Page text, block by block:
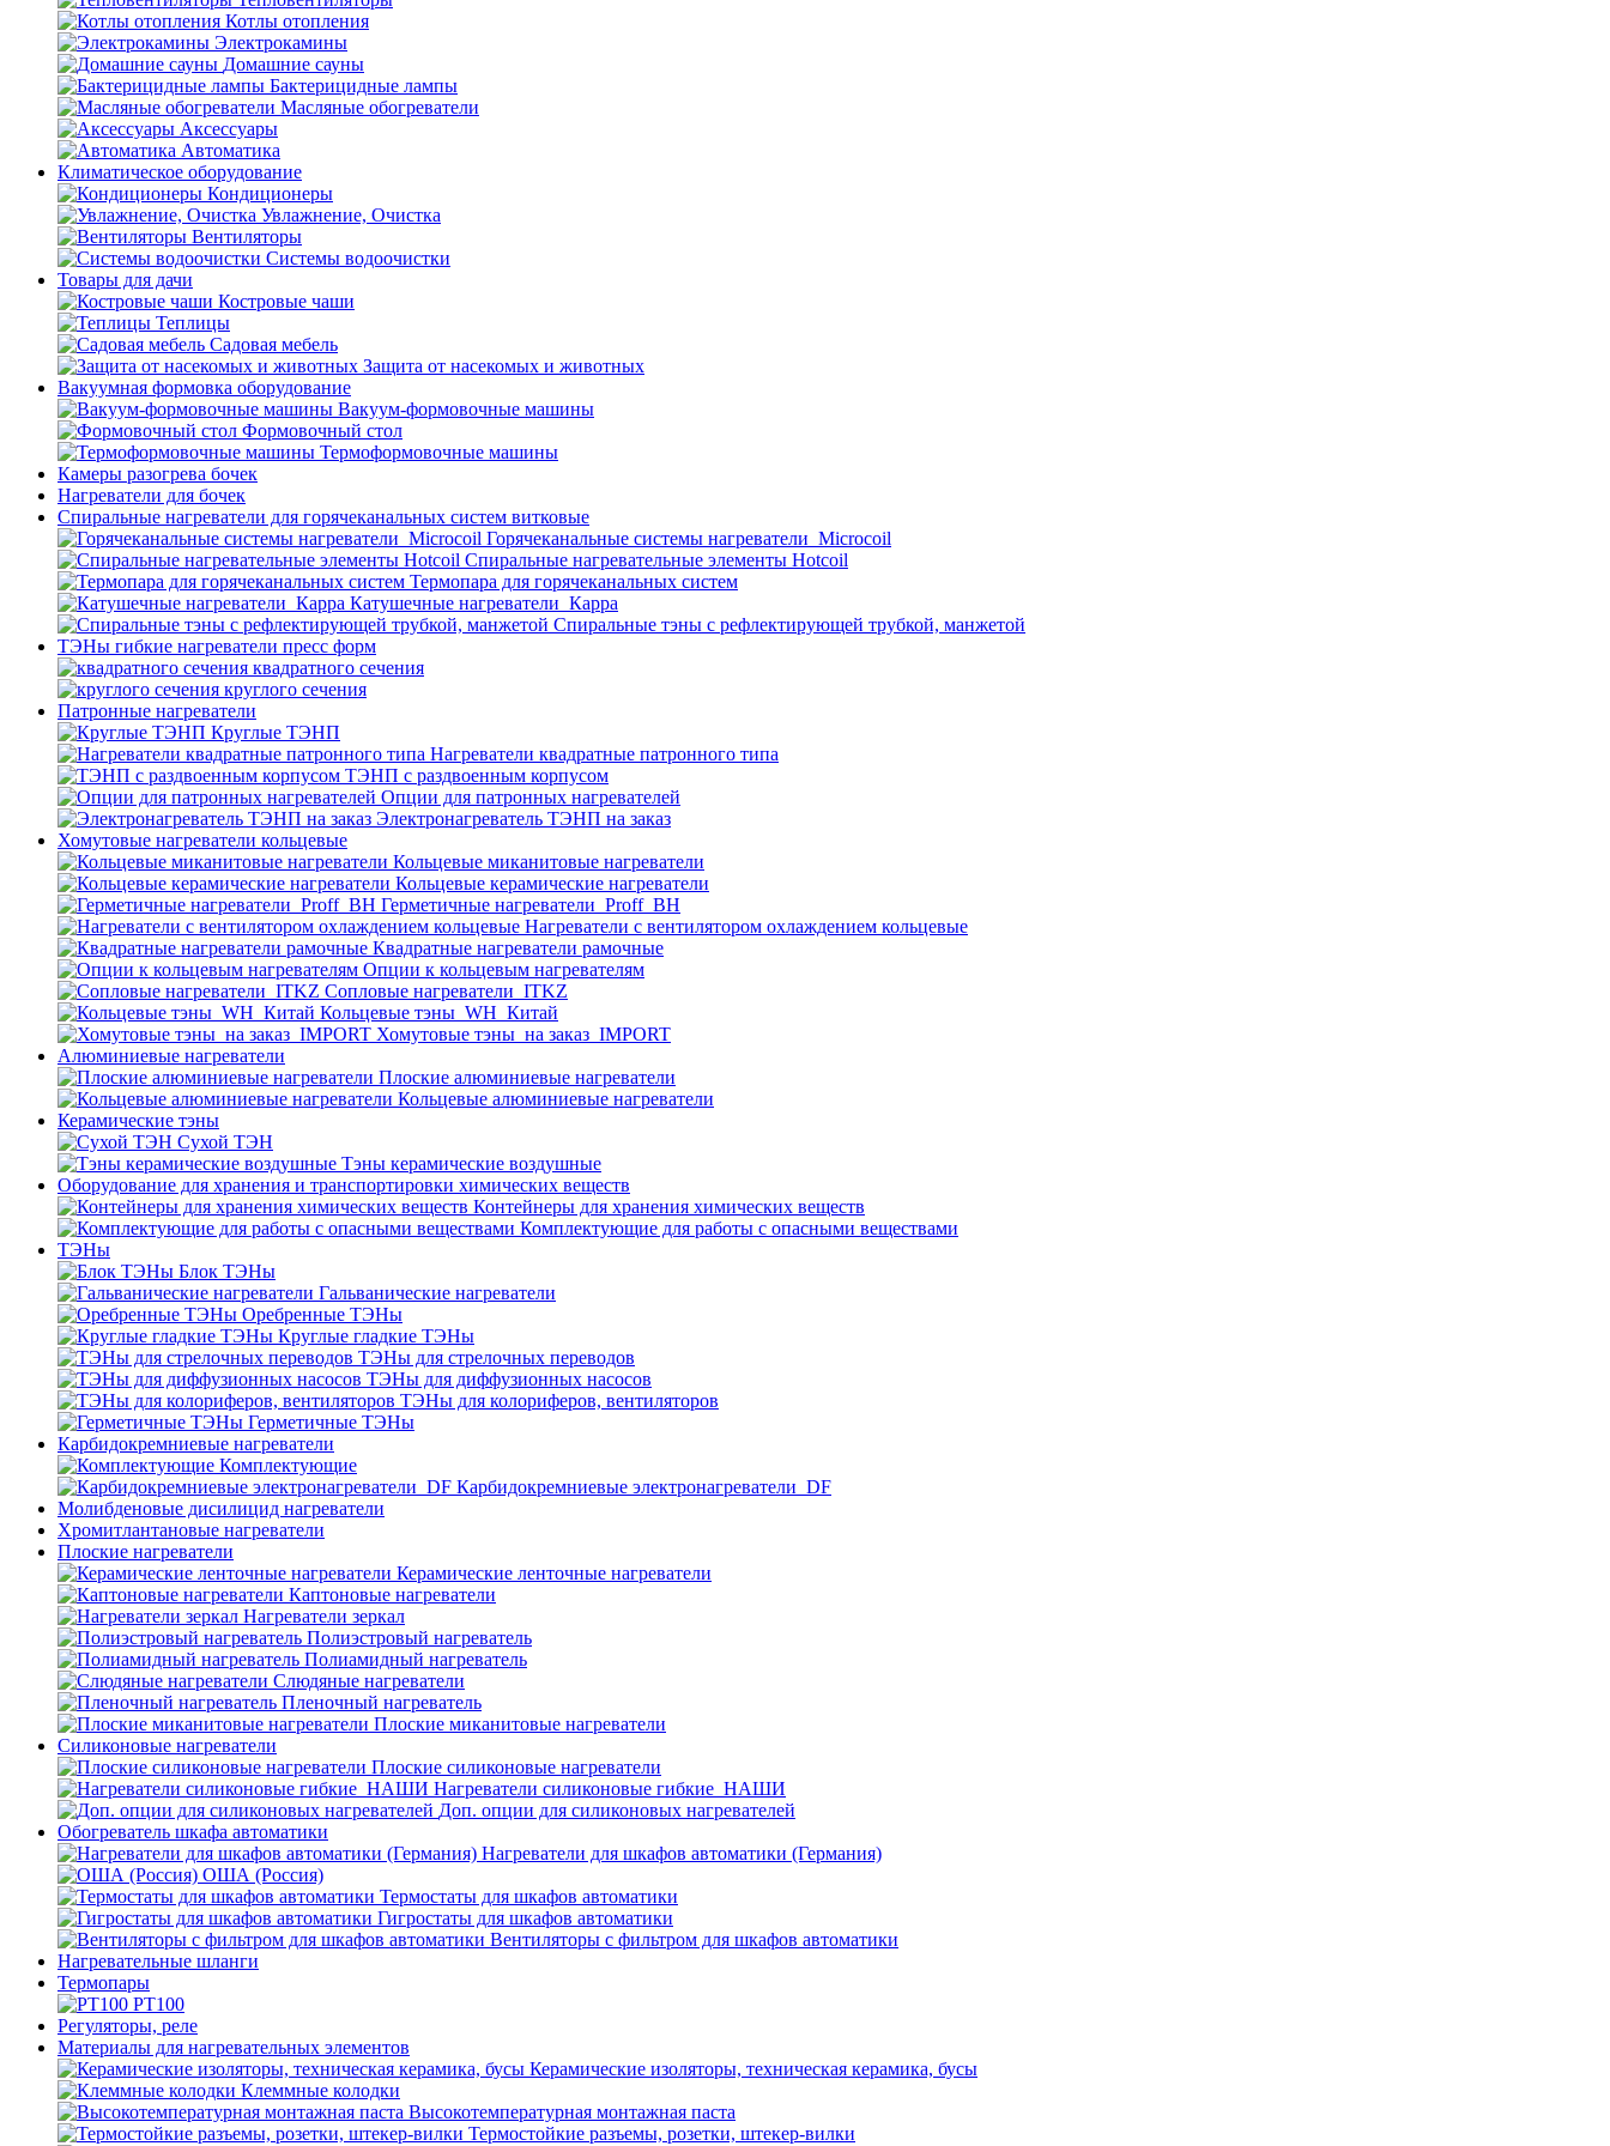
Котлы отопления
Электрокамины
Домашние сауны
Бактерицидные лампы
Масляные обогреватели
Аксессуары
Автоматика
Климатическое оборудование
Кондиционеры
Увлажнение, Очистка
Вентиляторы
Системы водоочистки
Товары для дачи
Костровые чаши
Теплицы
Садовая мебель
Защита от насекомых и животных
Вакуумная формовка оборудование
Вакуум-формовочные машины
Формовочный стол
Термоформовочные машины
Камеры разогрева бочек
Нагреватели для бочек
Спиральные нагреватели для горячеканальных систем витковые
Горячеканальные системы нагреватели_Microcoil
Спиральные нагревательные элементы Hotcoil
Термопара для горячеканальных систем
Катушечные нагреватели_Карра
Спиральные тэны с рефлектирующей трубкой, манжетой
ТЭНы гибкие нагреватели пресс форм
квадратного сечения
круглого сечения
Патронные нагреватели
Круглые ТЭНП
Нагреватели квадратные патронного типа
ТЭНП с раздвоенным корпусом
Опции для патронных нагревателей
Электронагреватель ТЭНП на заказ
Хомутовые нагреватели кольцевые
Кольцевые миканитовые нагреватели
Кольцевые керамические нагреватели
Герметичные нагреватели_Proff_BH
Нагреватели с вентилятором охлаждением кольцевые
Квадратные нагреватели рамочные
Опции к кольцевым нагревателям
Cопловые нагреватели_ITKZ
Кольцевые тэны_WH_Китай
Хомутовые тэны_на заказ_IMPORT
Алюминиевые нагреватели
Плоские алюминиевые нагреватели
Кольцевые алюминиевые нагреватели
Керамические тэны
Сухой ТЭН
Тэны керамические воздушные
Оборудование для хранения и транспортировки химических веществ
Контейнеры для хранения химических веществ
Комплектующие для работы с опасными веществами
ТЭНы
Блок ТЭНы
Гальванические нагреватели
Оребренные ТЭНы
Круглые гладкие ТЭНы
ТЭНы для стрелочных переводов
ТЭНы для диффузионных насосов
ТЭНы для колориферов, вентиляторов
Герметичные ТЭНы
Карбидокремниевые нагреватели
Комплектующие
Карбидокремниевые электронагреватели_DF
Молибденовые дисилицид нагреватели
Хромитлантановые нагреватели
Плоские нагреватели
Керамические ленточные нагреватели
Каптоновые нагреватели
Нагреватели зеркал
Полиэстровый нагреватель
Полиамидный нагреватель
Слюдяные нагреватели
Пленочный нагреватель
Плоские миканитовые нагреватели
Силиконовые нагреватели
Плоские силиконовые нагреватели
Нагреватели силиконовые гибкие_НАШИ
Доп. опции для силиконовых нагревателей
Обогреватель шкафа автоматики
Нагреватели для шкафов автоматики (Германия)
ОША (Россия)
Термостаты для шкафов автоматики
Гигростаты для шкафов автоматики
Вентиляторы с фильтром для шкафов автоматики
Нагревательные шланги
Термопары
PT100
Регуляторы, реле
Материалы для нагревательных элементов
Керамические изоляторы, техническая керамика, бусы
Клеммные колодки
Высокотемпературная монтажная паста
Термостойкие разъемы, розетки, штекер-вилки